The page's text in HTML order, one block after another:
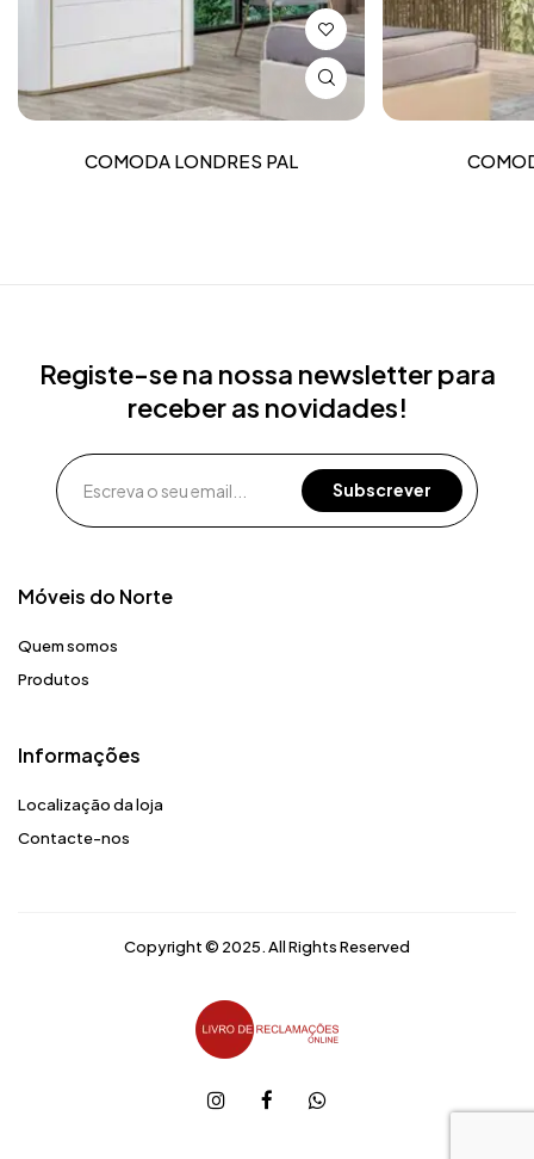
COMODA LONDRES PAL
Móveis do Norte​
Quem somos
Produtos
Registe-se na nossa newsletter para
receber as novidades!
Informações
Localização da loja
Contacte-nos
Copyright © 2025. All Rights Reserved